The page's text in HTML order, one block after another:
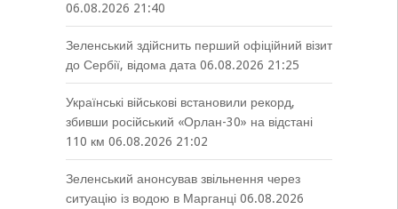
06.08.2026 21:40
Зеленський здійснить перший офіційний візит
до Сербії, відома дата 06.08.2026 21:25
Українські військові встановили рекорд,
збивши російський «Орлан-30» на відстані
110 км 06.08.2026 21:02
Зеленський анонсував звільнення через
ситуацію із водою в Марганці 06.08.2026